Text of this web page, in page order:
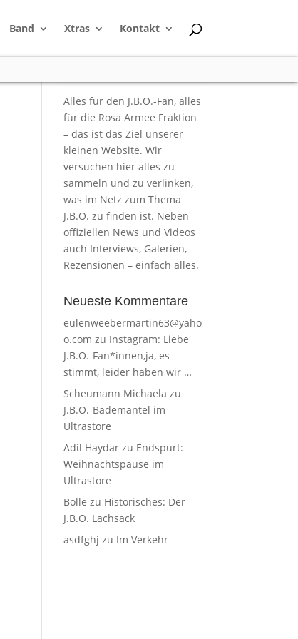
Band Xtras Kontakt
Alles für den J.B.O.-Fan, alles
für die Rosa Armee Fraktion
– das ist das Ziel unserer
kleinen Website. Wir
versuchen hier alles zu
sammeln und zu verlinken,
was im Netz zum Thema
J.B.O. zu finden ist. Neben
offiziellen News und Videos
auch Interviews, Galerien,
Rezensionen – einfach alles.
Neueste Kommentare
eulenweebermartin63@yaho
o.com zu Instagram: Liebe
J.B.O.-Fan*innen,ja, es
stimmt, leider haben wir …
Scheumann Michaela zu
J.B.O.-Bademantel im
Ultrastore
Adil Haydar zu Endspurt:
Weihnachtspause im
Ultrastore
Bolle zu Historisches: Der
J.B.O. Lachsack
asdfghj zu Im Verkehr